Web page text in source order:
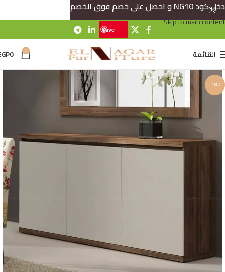
Skip to navigation
Skip to main content
Save
القائمة 0
0
-18%
دخل كود NG10 و احصل على خصم فوق الخصم